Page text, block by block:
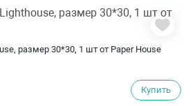
размер 30*30, 1 шт от Paper House
Купить